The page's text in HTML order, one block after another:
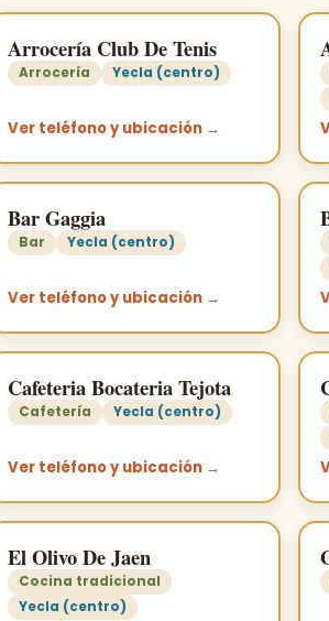
Arrocería Club De Tenis
Arrocería Yecla (centro)
Ver teléfono y ubicación →
Bar Gaggia
Bar Yecla (centro)
Ver teléfono y ubicación →
Cafeteria Bocateria Tejota
Cafetería Yecla (centro)
Ver teléfono y ubicación →
El Olivo De Jaen
Cocina tradicional
Yecla (centro)